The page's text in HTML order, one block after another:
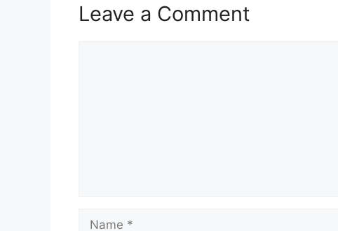
Leave a Comment